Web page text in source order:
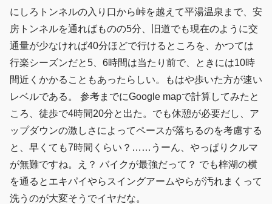
にしろトンネルの入り口から峠を越えて平湯温泉まで、安
房トンネルを通ればものの5分、旧道でも現在のように交
通量が少なければ40分ほどで行けるところを、かつては
行楽シーズンだと5、6時間は当たり前で、ときには10時
間近くかかることもあったらしい。もはや歩いた方が速い
レベルである。 参考までにGoogle mapで計算してみたと
ころ、徒歩で4時間20分と出た。でも休憩が必要だし、ア
ップダウンの激しさによってペースが落ちるのを考慮する
と、早くても7時間くらい？……うーん、やっぱりクルマ
が無難ですね。え？ バイクが最強だって？ でも梓湖の横
を通るとエキパイやらスイングアームやらが汚れまくって
洗うのが大変そうでイヤだな。